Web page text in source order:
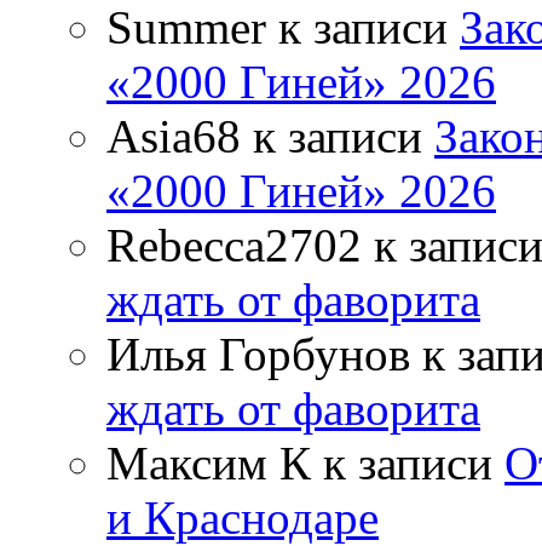
Summer к записи
«2000 Гиней» 2026
Asia68 к записи
«2000 Гиней» 2026
Rebecca2702 к
ждать от фаворита
Илья Горбунов к
ждать от фаворита
Максим К к записи
и Краснодаре